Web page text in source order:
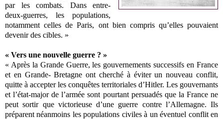
par les combats. Dans entre-
deux-guerres, les populations,
notamment celles de Paris, ont bien compris qu’elles pouvaient
devenir des cibles. »
« Vers une nouvelle guerre ? »
« Après la Grande Guerre, les gouvernements successifs en France
et en Grande- Bretagne ont cherché à éviter un nouveau conflit,
quitte à accepter les conquêtes territoriales d’Hitler. Les gouvernants
et l’état-major de l’armée sont pourtant persuadés que la France ne
peut sortir que victorieuse d’une guerre contre l’Allemagne. Ils
préparent néanmoins les populations civiles à un éventuel conflit en